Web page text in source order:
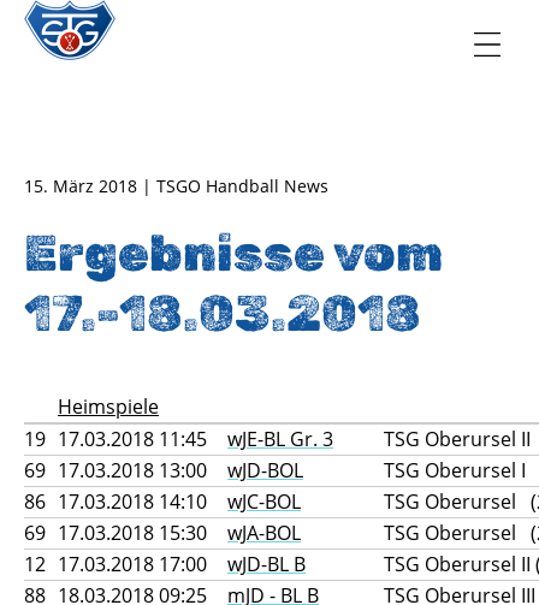
15. März 2018 | TSGO Handball News
Ergebnisse vom
17.-18.03.2018
Heimspiele
19 17.03.2018 11:45 wJE-BL Gr. 3
TSG Oberursel
69 17.03.2018 13:00 wJD-BOL
TSG Oberursel I
86 17.03.2018 14:10 wJC-BOL
TSG Oberursel
69 17.03.2018 15:30 wJA-BOL
TSG Oberursel
12 17.03.2018 17:00 wJD-BL B
TSG Oberursel
88 18.03.2018 09:25 mJD - BL B
TSG Oberursel